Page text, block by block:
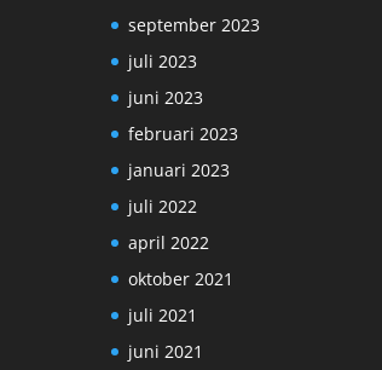
september 2023
juli 2023
juni 2023
februari 2023
januari 2023
juli 2022
april 2022
oktober 2021
juli 2021
juni 2021